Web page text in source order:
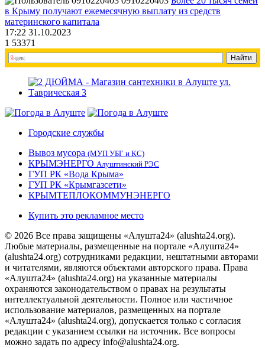
в Крыму получают ежемесячную выплату из средств
материнского капитала
17:22 31.10.2023
1 53371
Городские службы
Вывоз мусора (МУП УБГ и КС)
КРЫМЭНЕРГО Алуштинский РЭС
ГУП РК «Вода Крыма»
ГУП РК «Крымгазсети»
КРЫМТЕПЛОКОММУНЭНЕРГО
Купить это рекламное место
© 2026 Все права защищены «Алушта24» (alushta24.org).
Любые материалы, размещенные на портале «Алушта24»
(alushta24.org) сотрудниками редакции, нештатными авторами
и читателями, являются объектами авторского права. Права
«Алушта24» (alushta24.org) на указанные материалы
охраняются законодательством о правах на результаты
интеллектуальной деятельности. Полное или частичное
использование материалов, размещенных на портале
«Алушта24» (alushta24.org), допускается только с согласия
редакции с указанием ссылки на источник. Все вопросы
можно задать по адресу info@alushta24.org.